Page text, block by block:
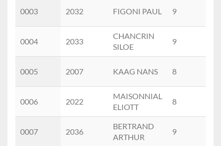
0003 2032 FIGONI PAUL 9
0004 2033
CHANCRIN
SILOE
9
0005 2007 KAAG NANS 8
0006 2022
MAISONNIAL
ELIOTT
8
0007 2036
BERTRAND
ARTHUR
9